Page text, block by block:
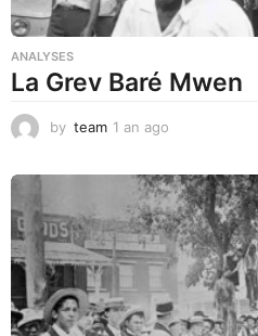
ANALYSES
La Grev Baré Mwen
by team 1 an ago
a
g
o